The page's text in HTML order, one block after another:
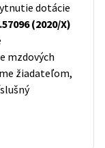
dotácie
(2020/X)
mzdových
žiadateľom,